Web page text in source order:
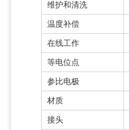
维护和清洗
温度补偿
在线工作
等电位点
参比电极
材质
接头